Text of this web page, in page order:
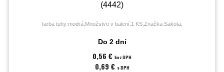
(4442)
farba tuhy:modrá;Množstvo v balení:1 KS;Značka:Sakota;
Do 2 dní
0,56 € bez DPH
0,69 € s DPH